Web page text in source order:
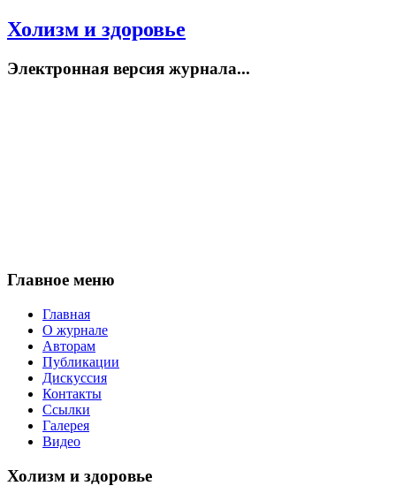
Холизм и здоровье
Электронная версия журнала...
Главное меню
Главная
О журнале
Авторам
Публикации
Дискуссия
Контакты
Ссылки
Галерея
Видео
Холизм и здоровье